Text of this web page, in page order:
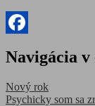
Navigácia v
Nový rok
Psychicky som sa